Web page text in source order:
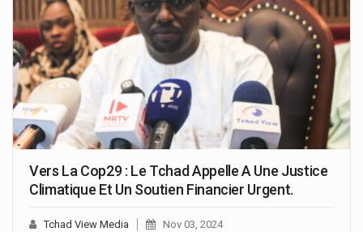
Vers La Cop29 : Le Tchad Appelle A Une Justice
Climatique Et Un Soutien Financier Urgent.
Tchad View Media Nov 03, 2024